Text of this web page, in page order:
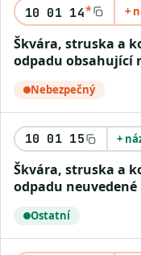
10 01 14* +
Škvára, struska a kotelní prach ze spoluspalování
odpadu obsahující
Nebezpečný
10 01 15 +
Škvára, struska a kotelní prach ze spoluspalování
odpadu neuvedené
Ostatní